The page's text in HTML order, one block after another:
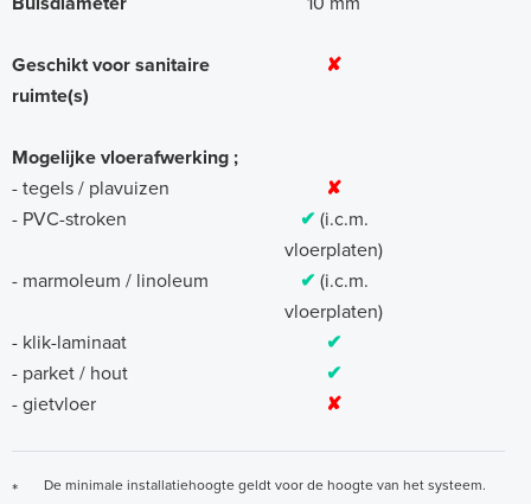
Geschikt voor sanitaire
ruimte(s)
✘
Mogelijke vloerafwerking ;
- tegels / plavuizen
✘
- PVC-stroken
✔ (i.c.m.
vloerplaten)
- marmoleum / linoleum
✔ (i.c.m.
vloerplaten)
- klik-laminaat
✔
- parket / hout
✔
- gietvloer
✘
*
De minimale installatiehoogte geldt voor de hoogte van het systeem.